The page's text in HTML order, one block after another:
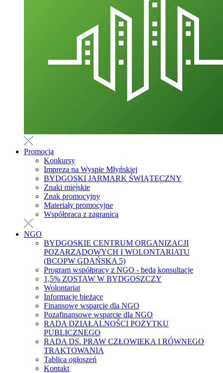
Promocja
Konkursy
Impreza na Wyspie Młyńskiej
BYDGOSKI JARMARK ŚWIĄTECZNY
Znaki miejskie
Znak promocyjny
Materiały promocyjne
Współpraca z zagranicą
NGO
BYDGOSKIE CENTRUM ORGANIZACJI
POZARZĄDOWYCH I WOLONTARIATU
(BCOPW GDAŃSKA 5)
Program współpracy z NGO - będą konsultacje
1,5% ZOSTAW W BYDGOSZCZY
Wolontariat
Informacje bieżące
Finansowe wsparcie dla NGO
Pozafinansowe wsparcie dla NGO
RADA DZIAŁALNOŚCI POŻYTKU
PUBLICZNEGO
RADA DS. PRAW CZŁOWIEKA I RÓWNEGO
TRAKTOWANIA
Tablica ogłoszeń
Kontakt